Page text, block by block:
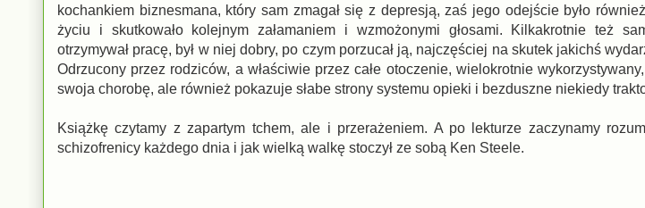
kochankiem biznesmana, który sam zmagał się z depresją, zaś jego odejście było
życiu i skutkowało kolejnym załamaniem i wzmożonymi głosami. Kilkakrotnie też
otrzymywał pracę, był w niej dobry, po czym porzucał ją, najczęściej na skutek jakichś
Odrzucony przez rodziców, a właściwie przez całe otoczenie, wielokrotnie
swoja chorobę, ale również pokazuje słabe strony systemu opieki i bezduszne niekiedy
Książkę czytamy z zapartym tchem, ale i przerażeniem. A po lekturze zaczynamy
schizofrenicy każdego dnia i jak wielką walkę stoczył ze sobą Ken Steele.